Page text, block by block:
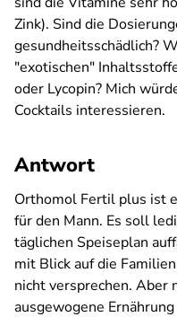
Zink). Sind die
gesundheitsschädlich?
"exotischen"
oder Lycopin? Mich
Cocktails interessieren.
Antwort
Orthomol Fertil plus ist
für den Mann. Es soll
täglichen Speiseplan
mit Blick auf die
nicht versprechen. Aber
ausgewogene